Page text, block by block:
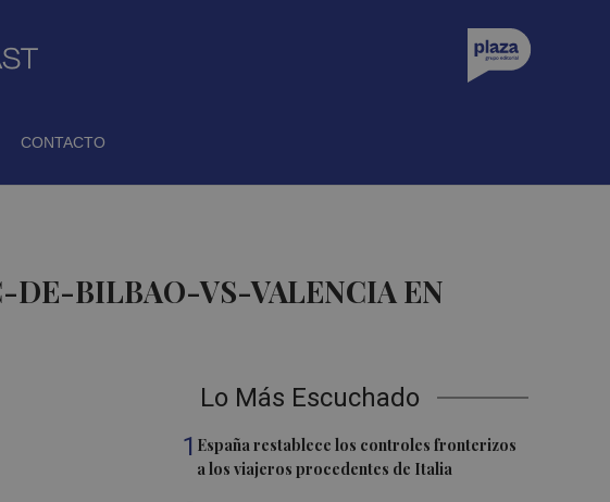
CONTACTO
DE-BILBAO-VS-VALENCIA EN
Lo Más Escuchado
1 España restablece los controles fronterizos
a los viajeros procedentes de Italia